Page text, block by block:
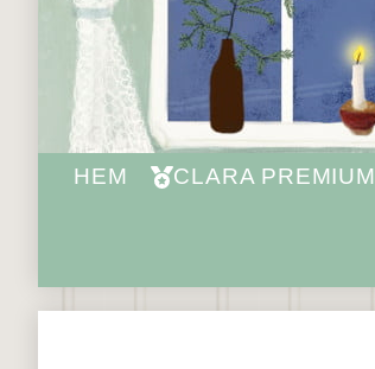
HEM CLARA PREMIUM